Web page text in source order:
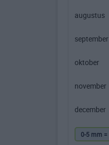
augustus
september
oktober
november
december
0-5 mm =